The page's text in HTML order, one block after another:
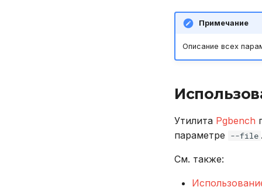
Примечание
Описание всех
Утилита Pgbench
параметре
--file .
См. также: